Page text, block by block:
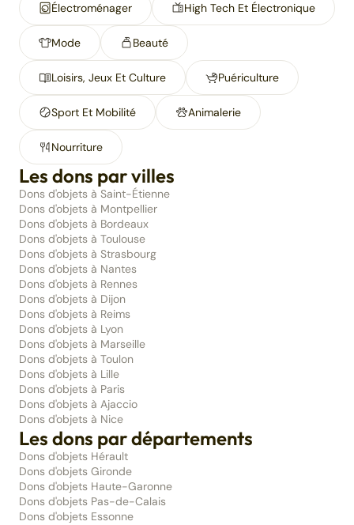
Électroménager High Tech Et Électronique
Mode Beauté
Loisirs, Jeux Et Culture Puériculture
Sport Et Mobilité Animalerie
Nourriture
Les dons par villes
Dons d'objets à Saint-Étienne
Dons d'objets à Montpellier
Dons d'objets à Bordeaux
Dons d'objets à Toulouse
Dons d'objets à Strasbourg
Dons d'objets à Nantes
Dons d'objets à Rennes
Dons d'objets à Dijon
Dons d'objets à Reims
Dons d'objets à Lyon
Dons d'objets à Marseille
Dons d'objets à Toulon
Dons d'objets à Lille
Dons d'objets à Paris
Dons d'objets à Ajaccio
Dons d'objets à Nice
Les dons par départements
Dons d'objets Hérault
Dons d'objets Gironde
Dons d'objets Haute-Garonne
Dons d'objets Pas-de-Calais
Dons d'objets Essonne